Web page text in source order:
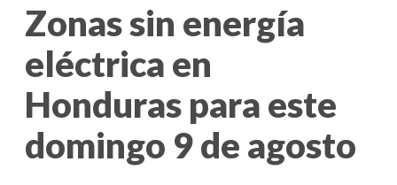
Zonas sin energía
eléctrica en
Honduras para este
domingo 9 de agosto